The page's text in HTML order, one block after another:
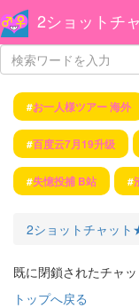
2ショットチ
#お一人様ツアー 海外
#百度云7月19升级
#失憶投捕 B站 #
2ショットチャッ
既に閉鎖されたチャッ
トップへ戻る